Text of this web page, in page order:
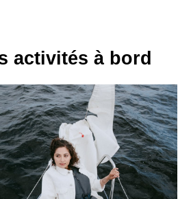
activités à bord